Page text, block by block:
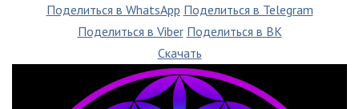
Поделиться в WhatsApp Поделиться в Telegram
Поделиться в Viber Поделиться в ВК
Скачать